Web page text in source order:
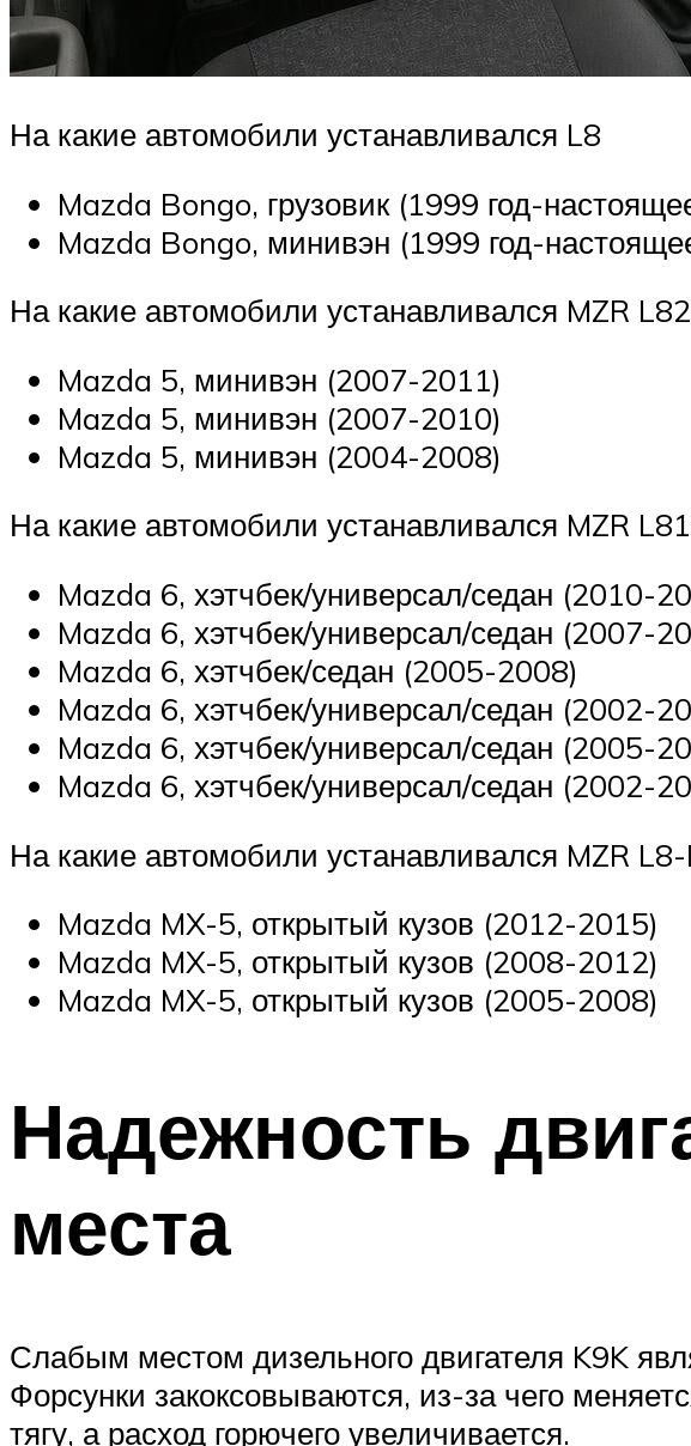
На какие автомобили устанавливался L8
Mazda Bongo, грузовик (1999 год-
Mazda Bongo, минивэн (1999 год-
На какие автомобили устанавливался MZR
Mazda 5, минивэн (2007-2011)
Mazda 5, минивэн (2007-2010)
Mazda 5, минивэн (2004-2008)
На какие автомобили устанавливался MZR
Mazda 6, хэтчбек/универсал/седан (2010-
Mazda 6, хэтчбек/универсал/седан (2007-
Mazda 6, хэтчбек/седан (2005-2008)
Mazda 6, хэтчбек/универсал/седан (2002-
Mazda 6, хэтчбек/универсал/седан (2005-
Mazda 6, хэтчбек/универсал/седан (2002-
На какие автомобили устанавливался MZR
Mazda MX-5, открытый кузов (2012-2015)
Mazda MX-5, открытый кузов (2008-2012)
Mazda MX-5, открытый кузов (2005-2008)
Надежность
места
Слабым местом дизельного двигателя K9K
Форсунки закоксовываются, из-за чего
тягу, а расход горючего увеличивается.